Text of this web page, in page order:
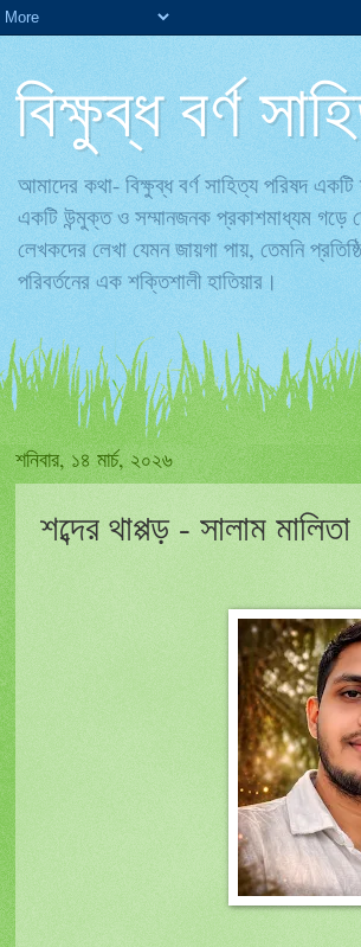
বিক্ষুব্ধ বর্ণ
আমাদের কথা- বিক্ষুব্ধ বর্ণ সাহিত্য পরিষদ
একটি উন্মুক্ত ও সম্মানজনক প্রকাশমাধ্যম গড়ে
লেখকদের লেখা যেমন জায়গা পায়, তেমনি
পরিবর্তনের এক শক্তিশালী হাতিয়ার।
শনিবার, ১৪ মার্চ, ২০২৬
শব্দের থাপ্পড় - সালাম মালিতা